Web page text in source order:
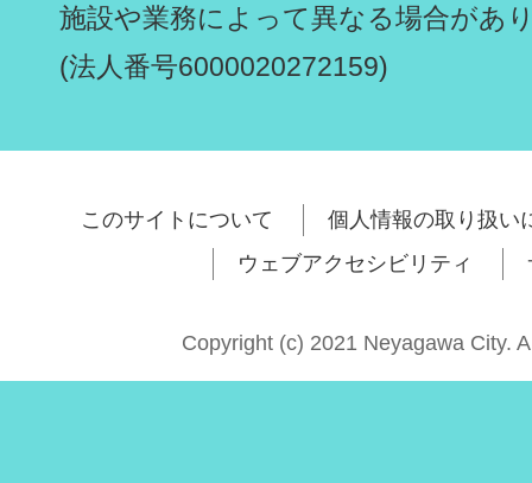
施設や業務によって異なる場合があ
(法人番号6000020272159)
このサイトについて
個人情報の取り扱い
ウェブアクセシビリティ
Copyright (c) 2021 Neyagawa City.